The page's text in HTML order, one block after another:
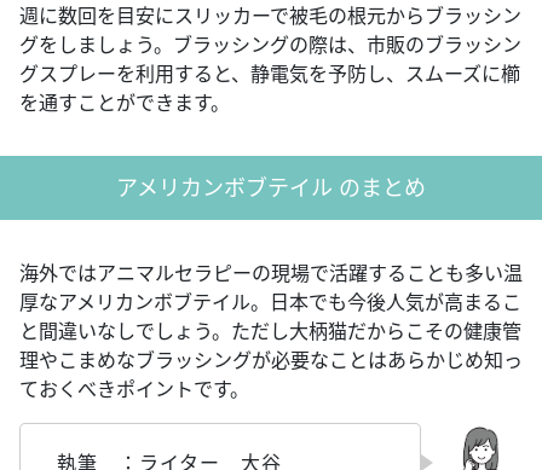
週に数回を目安にスリッカーで被毛の根元からブラッシン
グをしましょう。ブラッシングの際は、市販のブラッシン
グスプレーを利用すると、静電気を予防し、スムーズに櫛
を通すことができます。
アメリカンボブテイル のまとめ
海外ではアニマルセラピーの現場で活躍することも多い温
厚なアメリカンボブテイル。日本でも今後人気が高まるこ
と間違いなしでしょう。ただし大柄猫だからこその健康管
理やこまめなブラッシングが必要なことはあらかじめ知っ
ておくべきポイントです。
執筆 ：ライター 大谷